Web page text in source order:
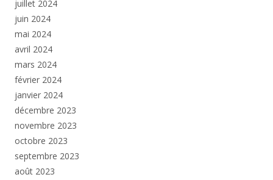
juillet 2024
juin 2024
mai 2024
avril 2024
mars 2024
février 2024
janvier 2024
décembre 2023
novembre 2023
octobre 2023
septembre 2023
août 2023